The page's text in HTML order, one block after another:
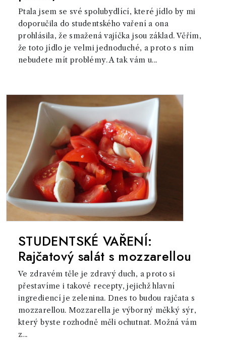
Ptala jsem se své spolubydlící, které jídlo by mi
doporučila do studentského vaření a ona
prohlásila, že smažená vajíčka jsou základ. Věřím,
že toto jídlo je velmi jednoduché, a proto s ním
nebudete mít problémy. A tak vám u...
STUDENTSKÉ VAŘENÍ:
Rajčatový salát s mozzarellou
Ve zdravém těle je zdravý duch, a proto si
přestavíme i takové recepty, jejichž hlavní
ingrediencí je zelenina. Dnes to budou rajčata s
mozzarellou. Mozzarella je výborný měkký sýr,
který byste rozhodně měli ochutnat. Možná vám
z...